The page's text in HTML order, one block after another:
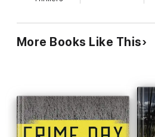
„Henrik Siebold gelingt es, einen
More Books Like This